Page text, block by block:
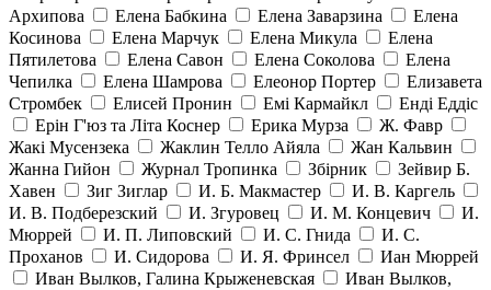
Архипова
Елена Бабкина Елена Заварзина
Елена
Косинова
Елена Марчук Елена Микула
Елена
Пятилетова
Елена Савон Елена Соколова
Елена
Чепилка
Елена Шамрова Елеонор Портер
Елизавета
Стромбек
Елисей Пронин Емі Кармайкл
Ендi Еддiс
Ерін Г'юз та Літа Коснер
Ерика Мурза
Ж. Фавр
Жакі Мусензека
Жаклин Телло Айяла
Жан Кальвин
Жанна Гийон
Журнал Тропинка Збірник
Зейвир Б.
Хавен
Зиг Зиглар И. Б. Макмастер
И. В. Каргель
И. В. Подберезский
И. Згуровец И. М. Концевич
И.
Мюррей
И. П. Липовский И. С. Гнида
И. С.
Проханов
И. Сидорова И. Я. Фринсел
Иан Мюррей
Иван Вылков, Галина Крыженевская
Иван Вылков,